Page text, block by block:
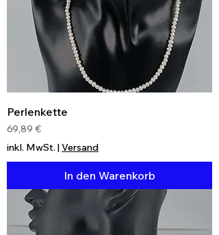
Perlenkette
Preis
69,89 €
inkl. MwSt. |Versand
In den Warenkorb